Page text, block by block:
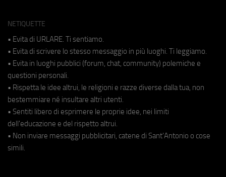
NETIQUETTE
• Evita di URLARE. Ti sentiamo.
• Evita di scrivere lo stesso messaggio in più luoghi. Ti leggiamo.
• Evita in luoghi pubblici (forum, chat, community) polemiche e
questioni personali.
• Rispetta le idee altrui, le religioni e razze diverse dalla tua, non
bestemmiare né insultare altri utenti.
• Sentiti libero di esprimere le proprie idee, nei limiti
dell'educazione e del rispetto altrui.
• Non inviare messaggi pubblicitari, catene di Sant'Antonio o cose
simili.